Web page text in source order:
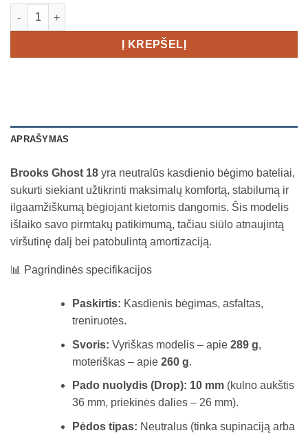
produkto kiekis: Brooks Ghost 18 Women's
Į KREPŠELĮ
APRAŠYMAS
Brooks Ghost 18 yra neutralūs kasdienio bėgimo bateliai,
sukurti siekiant užtikrinti maksimalų komfortą, stabilumą ir
ilgaamžiškumą bėgiojant kietomis dangomis. Šis modelis
išlaiko savo pirmtakų patikimumą, tačiau siūlo atnaujintą
viršutinę dalį bei patobulintą amortizaciją.
📊 Pagrindinės specifikacijos
Paskirtis: Kasdienis bėgimas, asfaltas,
treniruotės.
Svoris: Vyriškas modelis – apie 289 g,
moteriškas – apie 260 g.
Pado nuolydis (Drop): 10 mm(kulno aukštis
36 mm, priekinės dalies – 26 mm).
Pėdos tipas: Neutralus (tinka supinaciją arba